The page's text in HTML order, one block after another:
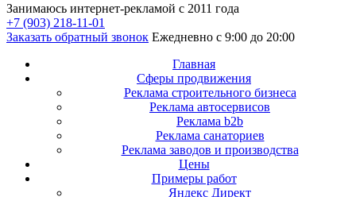
Занимаюсь интернет-рекламой с 2011 года
+7 (903) 218-11-01
Заказать обратный звонок Ежедневно с 9:00 до 20:00
Главная
Сферы продвижения
Реклама строительного бизнеса
Реклама автосервисов
Реклама b2b
Реклама санаториев
Реклама заводов и производства
Цены
Примеры работ
Яндекс Директ